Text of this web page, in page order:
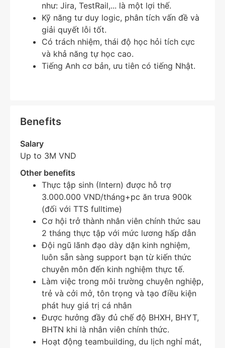
như: Jira, TestRail,... là một lợi thế.
Kỹ năng tư duy logic, phân tích vấn đề và
giải quyết lỗi tốt.
Có trách nhiệm, thái độ học hỏi tích cực
và khả năng tự học cao.
Tiếng Anh cơ bản, ưu tiên có tiếng Nhật.
Benefits
Salary
Up to 3M VND
Other benefits
Thực tập sinh (Intern) được hỗ trợ
3.000.000 VND/tháng+pc ăn trưa 900k
(đối với TTS fulltime)
Cơ hội trở thành nhân viên chính thức sau
2 tháng thực tập với mức lương hấp dẫn
Đội ngũ lãnh đạo dày dặn kinh nghiệm,
luôn sẵn sàng support bạn từ kiến thức
chuyên môn đến kinh nghiệm thực tế.
Làm việc trong môi trường chuyên nghiệp,
trẻ và cởi mở, tôn trọng và tạo điều kiện
phát huy giá trị cá nhân
Được hưởng đầy đủ chế độ BHXH, BHYT,
BHTN khi là nhân viên chính thức.
Hoạt động teambuilding, du lịch nghỉ mát,